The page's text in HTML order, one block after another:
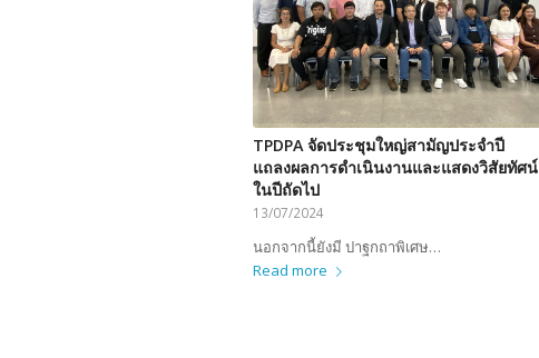
TPDPA จัดประชุมใหญ่สามัญประจำปี
แถลงผลการดำเนินงานและแสดงวิสัยทัศน์
ในปีถัดไป
13/07/2024
นอกจากนี้ยังมี ปาฐกถาพิเศษ…
Read more